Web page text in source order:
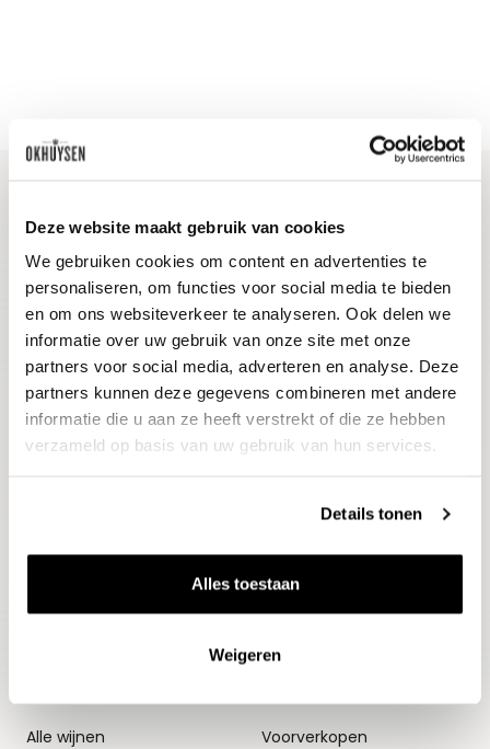
Deze website maakt gebruik van cookies
We gebruiken cookies om content en advertenties te
personaliseren, om functies voor social media te bieden
en om ons websiteverkeer te analyseren. Ook delen we
informatie over uw gebruik van onze site met onze
partners voor social media, adverteren en analyse. Deze
partners kunnen deze gegevens combineren met andere
informatie die u aan ze heeft verstrekt of die ze hebben
verzameld op basis van uw gebruik van hun services.
Details tonen
Alles toestaan
Weigeren
Blijf op de hoogte
Ontvang het laatste wijnnieuws, proeverijen en
evenementen
E-mailadres
Aanmelden
Alle wijnen
Thema's
Voorverkopen